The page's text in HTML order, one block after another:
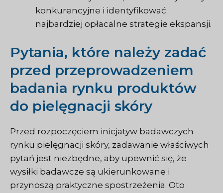
konkurencyjne i identyfikować
najbardziej opłacalne strategie ekspansji.
Pytania, które należy zadać
przed przeprowadzeniem
badania rynku produktów
do pielęgnacji skóry
Przed rozpoczęciem inicjatyw badawczych
rynku pielęgnacji skóry, zadawanie właściwych
pytań jest niezbędne, aby upewnić się, że
wysiłki badawcze są ukierunkowane i
przynoszą praktyczne spostrzeżenia. Oto